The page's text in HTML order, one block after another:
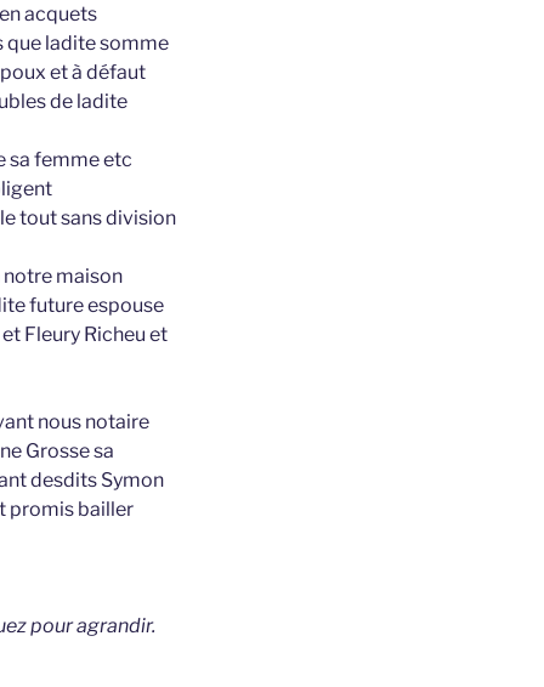
acquets
que ladite somme
et à défaut
de ladite
sa femme etc
tout sans division
notre maison
future espouse
Fleury Richeu et
nous notaire
Grosse sa
desdits Symon
promis bailler
pour agrandir.